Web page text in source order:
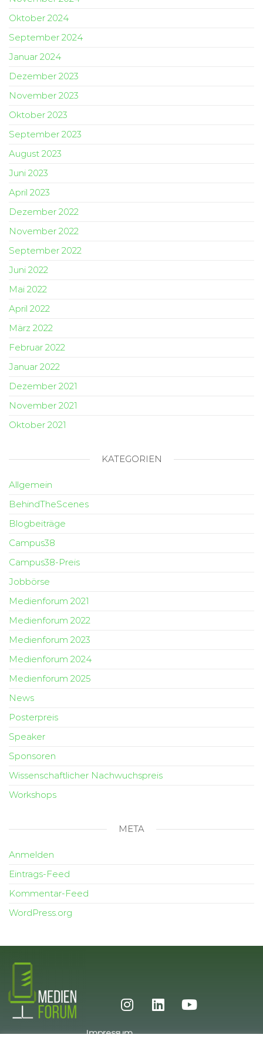
Oktober 2024
September 2024
Januar 2024
Dezember 2023
November 2023
Oktober 2023
September 2023
August 2023
Juni 2023
April 2023
Dezember 2022
November 2022
September 2022
Juni 2022
Mai 2022
April 2022
März 2022
Februar 2022
Januar 2022
Dezember 2021
November 2021
Oktober 2021
KATEGORIEN
Allgemein
BehindTheScenes
Blogbeiträge
Campus38
Campus38-Preis
Jobbörse
Medienforum 2021
Medienforum 2022
Medienforum 2023
Medienforum 2024
Medienforum 2025
News
Posterpreis
Speaker
Sponsoren
Wissenschaftlicher Nachwuchspreis
Workshops
META
Anmelden
Eintrags-Feed
Kommentar-Feed
WordPress.org
Impressum